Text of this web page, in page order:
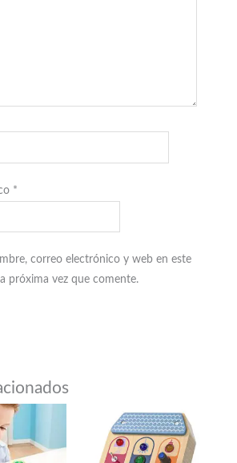
*
correo electrónico y web en este
próxima vez que comente.